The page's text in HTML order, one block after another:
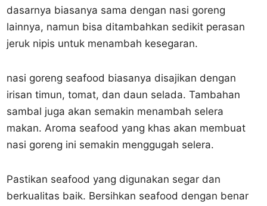
dasarnya biasanya sama dengan nasi goreng
lainnya, namun bisa ditambahkan sedikit perasan
jeruk nipis untuk menambah kesegaran.
nasi goreng seafood biasanya disajikan dengan
irisan timun, tomat, dan daun selada. Tambahan
sambal juga akan semakin menambah selera
makan. Aroma seafood yang khas akan membuat
nasi goreng ini semakin menggugah selera.
Pastikan seafood yang digunakan segar dan
berkualitas baik. Bersihkan seafood dengan benar